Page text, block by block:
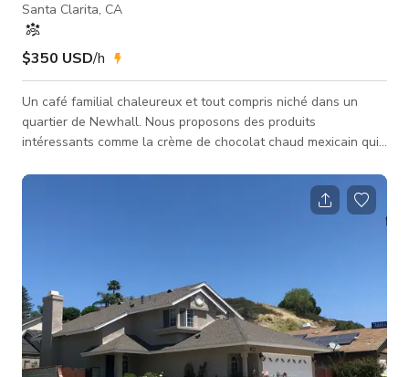
Santa Clarita, CA
$350 USD/h
Un café familial chaleureux et tout compris niché dans un
quartier de Newhall. Nous proposons des produits
intéressants comme la crème de chocolat chaud mexicain qui
pain perdu à la horchata, nous apportons une touche unique.
Nous sommes célèbres pour nos pancakes inoubliables,
parfaitement croustillants à l'extérieur et moelleux comme des